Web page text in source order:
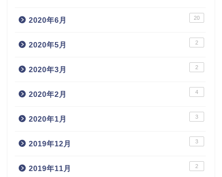
2020年6月 20
2020年5月 2
2020年3月 2
2020年2月 4
2020年1月 3
2019年12月 3
2019年11月 2